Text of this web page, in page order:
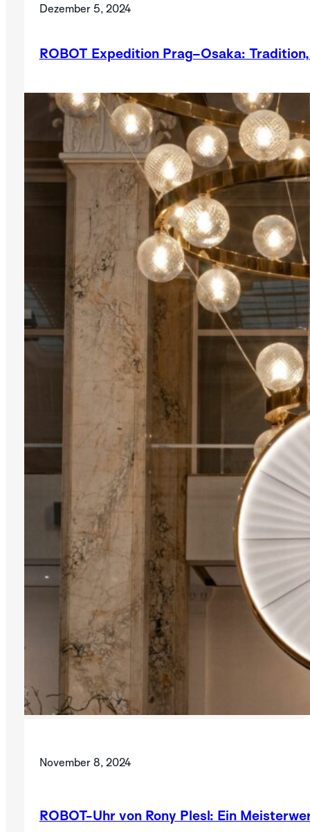
Dezember 5, 2024
ROBOT Expedition Prag–Osaka:
November 8, 2024
ROBOT-Uhr von Rony Plesl: Ein